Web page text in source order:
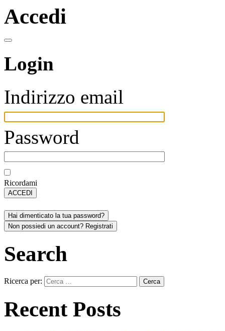
Accedi
Login
Indirizzo email
Password
Ricordami
ACCEDI
Hai dimenticato la tua password?
Non possiedi un account? Registrati
Search
Ricerca per:
Recent Posts